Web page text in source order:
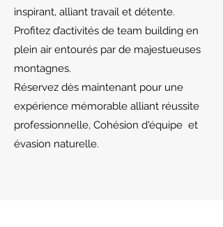
inspirant, alliant travail et détente.
Profitez d’activités de team building en
plein air entourés par de majestueuses
montagnes.
Réservez dès maintenant pour une
expérience mémorable alliant réussite
professionnelle, Cohésion d'équipe et
évasion naturelle.